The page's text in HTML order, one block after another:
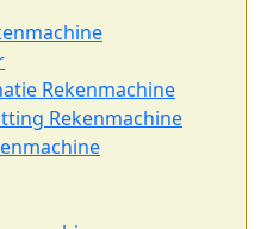
Rekenmachine
Rekenmachine